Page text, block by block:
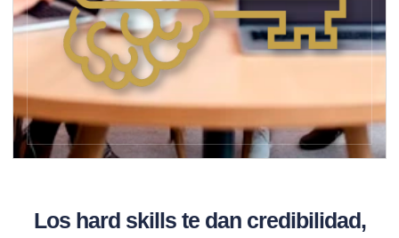
Los hard skills te dan credibilidad,